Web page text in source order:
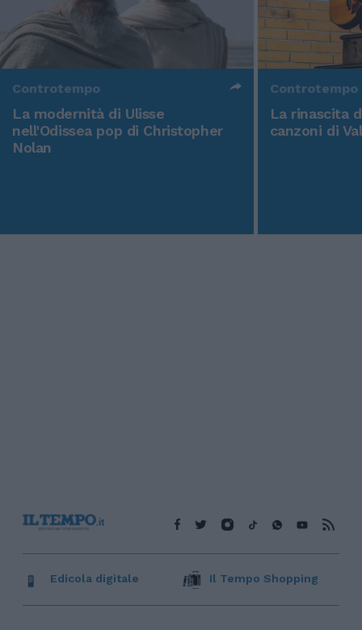
Controtempo
La modernità di Ulisse
nell'Odissea pop di Christopher
Nolan
Controtempo
La rinascita
canzoni di
Edicola digitale Il Tempo Shopping